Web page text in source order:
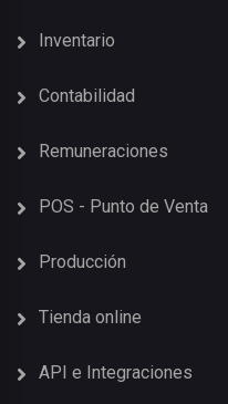
Inventario
Contabilidad
Remuneraciones
POS - Punto de Venta
Producción
Tienda online
API e Integraciones